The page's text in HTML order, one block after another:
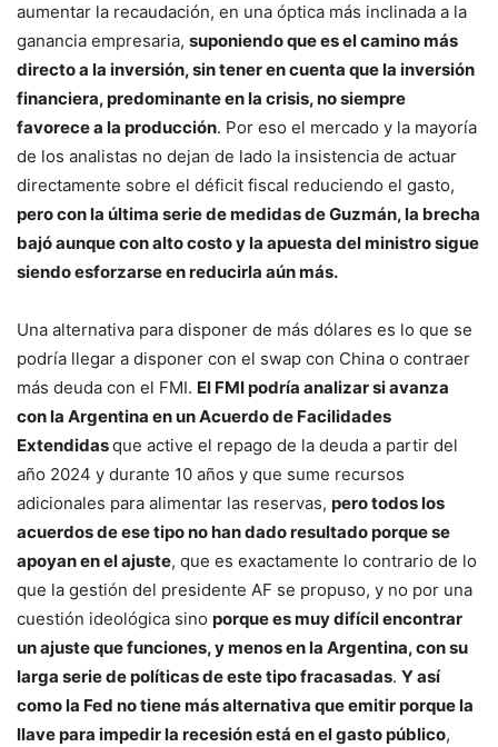
aumentar la recaudación, en una óptica más inclinada a la
ganancia empresaria, suponiendo que es el camino más
directo a la inversión, sin tener en cuenta que la inversión
financiera, predominante en la crisis, no siempre
favorece a la producción. Por eso el mercado y la mayoría
de los analistas no dejan de lado la insistencia de actuar
directamente sobre el déficit fiscal reduciendo el gasto,
pero con la última serie de medidas de Guzmán, la brecha
bajó aunque con alto costo y la apuesta del ministro sigue
siendo esforzarse en reducirla aún más.
Una alternativa para disponer de más dólares es lo que se
podría llegar a disponer con el swap con China o contraer
más deuda con el FMI. El FMI podría analizar si avanza
con la Argentina en un Acuerdo de Facilidades
Extendidasque active el repago de la deuda a partir del
año 2024 y durante 10 años y que sume recursos
adicionales para alimentar las reservas, pero todos los
acuerdos de ese tipo no han dado resultado porque se
apoyan en el ajuste, que es exactamente lo contrario de lo
que la gestión del presidente AF se propuso, y no por una
cuestión ideológica sino porque es muy difícil encontrar
un ajuste que funciones, y menos en la Argentina, con su
larga serie de políticas de este tipo fracasadas. Y así
como la Fed no tiene más alternativa que emitir porque la
llave para impedir la recesión está en el gasto público,